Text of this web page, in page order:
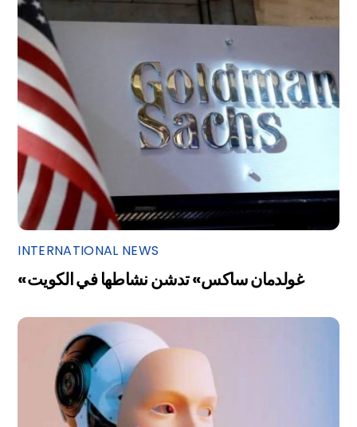
INTERNATIONAL NEWS
«غولدمان ساكس» تدشن نشاطها في الكويت